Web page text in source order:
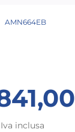
AMN664EB
Iva inclusa